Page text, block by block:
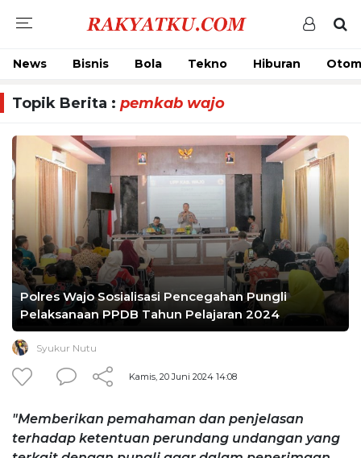
News Bisnis Bola Tekno Hiburan
Topik Berita : pemkab wajo
Polres Wajo Sosialisasi Pencegahan Pungli
Pelaksanaan PPDB Tahun Pelajaran 2024
Syukur Nutu
Kamis, 20 Juni 2024 14:08
"Memberikan pemahaman dan penjelasan
terhadap ketentuan perundang undangan yang